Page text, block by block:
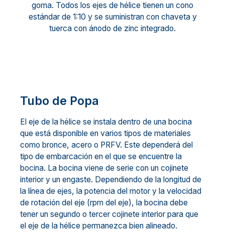
goma. Todos los ejes de hélice tienen un cono
estándar de 1:10 y se suministran con chaveta y
tuerca con ánodo de zinc integrado.
Tubo de Popa
El eje de la hélice se instala dentro de una bocina
que está disponible en varios tipos de materiales
como bronce, acero o PRFV. Este dependerá del
tipo de embarcación en el que se encuentre la
bocina. La bocina viene de serie con un cojinete
interior y un engaste. Dependiendo de la longitud de
la línea de ejes, la potencia del motor y la velocidad
de rotación del eje (rpm del eje), la bocina debe
tener un segundo o tercer cojinete interior para que
el eje de la hélice permanezca bien alineado.